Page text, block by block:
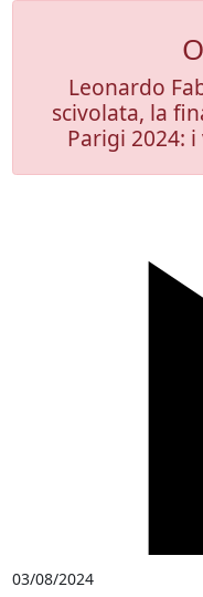
Leonardo
scivolata, la
Parigi 2024:
03/08/2024